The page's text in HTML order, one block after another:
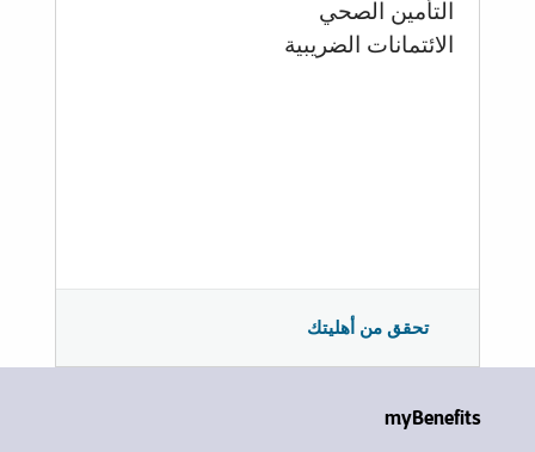
التأمين الصحي
الائتمانات الضريبية
تحقق من أهليتك
myBenefits